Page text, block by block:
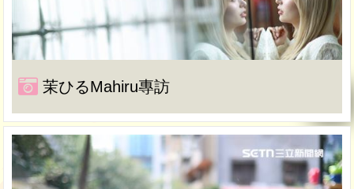
茉ひるMahiru專訪